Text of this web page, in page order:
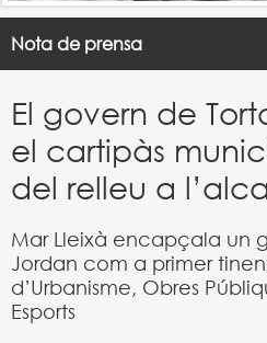
Nota de prensa
El govern de
el cartipàs
del relleu a
Mar Lleixà encapçala un
Jordan com a primer
d’Urbanisme, Obres
Esports